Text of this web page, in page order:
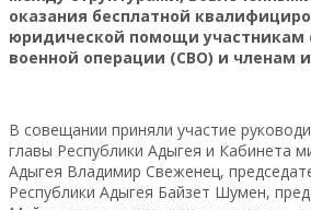
оказания бесплатной
юридической помощи участникам
военной операции (СВО) и членам
В совещании приняли участие
главы Республики Адыгея и Кабинета
Адыгея Владимир Свеженец,
Республики Адыгея Байзет Шумен,